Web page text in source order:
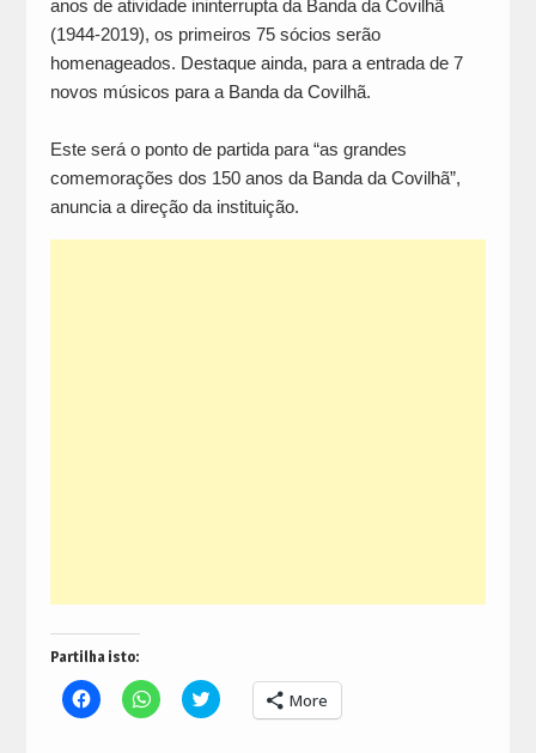
anos de atividade ininterrupta da Banda da Covilhã
(1944-2019), os primeiros 75 sócios serão
homenageados. Destaque ainda, para a entrada de 7
novos músicos para a Banda da Covilhã.
Este será o ponto de partida para “as grandes
comemorações dos 150 anos da Banda da Covilhã”,
anuncia a direção da instituição.
Partilha isto:
Click
to
Click
to
Click
to More